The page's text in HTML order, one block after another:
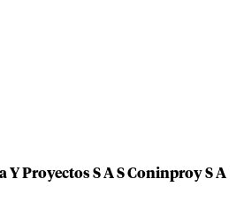
Proyectos S A S Coninproy S A